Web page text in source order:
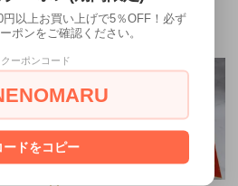
550円(税込)
円以上お買い上げで5％OFF！必ず
ポンをご確認ください。
クーポンコード
ードをコピー